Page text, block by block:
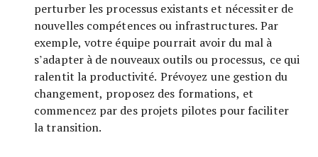
perturber les processus existants et nécessiter de
nouvelles compétences ou infrastructures. Par
exemple, votre équipe pourrait avoir du mal à
s’adapter à de nouveaux outils ou processus, ce qui
ralentit la productivité. Prévoyez une gestion du
changement, proposez des formations, et
commencez par des projets pilotes pour faciliter
la transition.